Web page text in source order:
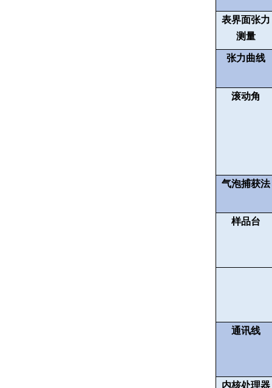
表界面张力
测量
张力曲线
滚动角
气泡捕获法
样品台
通讯线
内核处理器